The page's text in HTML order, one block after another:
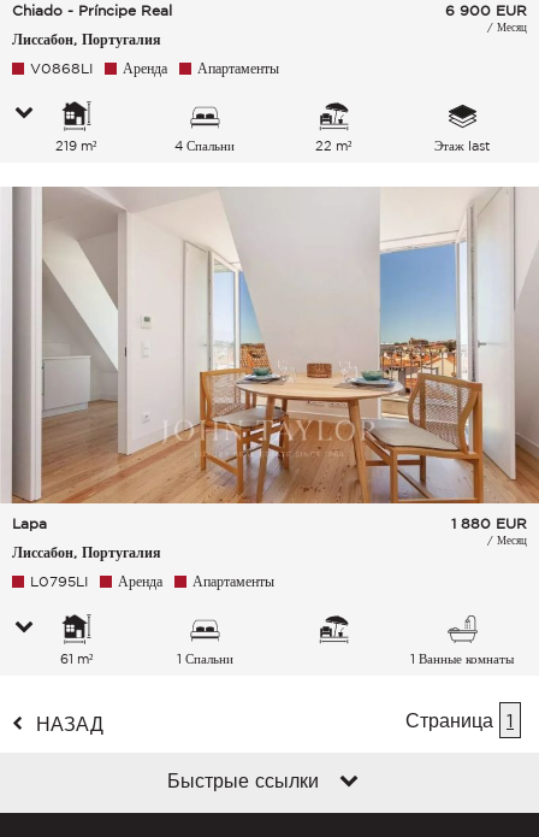
Chiado - Príncipe Real
Лиссабон, Португалия
6 900 EUR
/ Месяц
V0868LI Аренда Апартаменты
219 m² 4 Спальни 22 m² Этаж last
Lapa
Лиссабон, Португалия
1 880 EUR
/ Месяц
L0795LI Аренда Апартаменты
61 m² 1 Спальни 1 Ванные комнаты
НАЗАД Страница 1
Быстрые ссылки